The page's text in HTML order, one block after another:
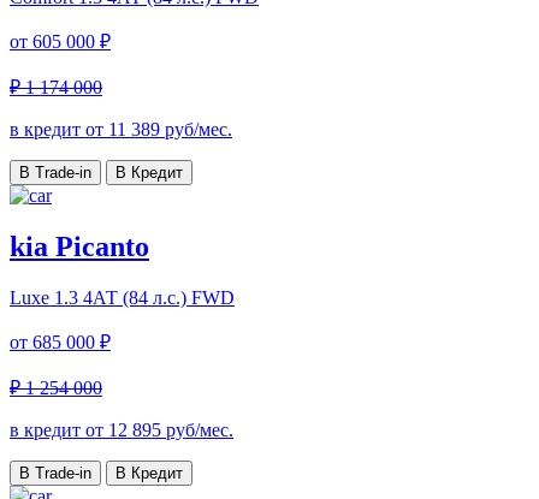
от 605 000 ₽
₽ 1 174 000
в кредит от 11 389 руб/мес.
В Trade-in В Кредит
kia Picanto
Luxe 1.3 4АТ (84 л.с.) FWD
от 685 000 ₽
₽ 1 254 000
в кредит от 12 895 руб/мес.
В Trade-in В Кредит